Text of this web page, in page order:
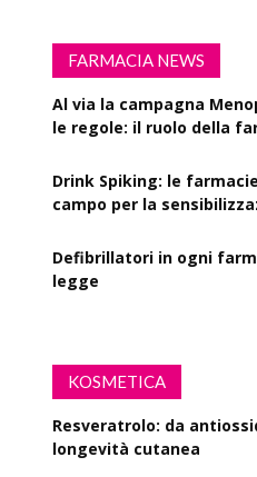
FARMACIA NEWS
Al via la campagna
le regole: il ruolo della
Drink Spiking: le
campo per la
Defibrillatori in ogni
legge
KOSMETICA
Resveratrolo: da
longevità cutanea